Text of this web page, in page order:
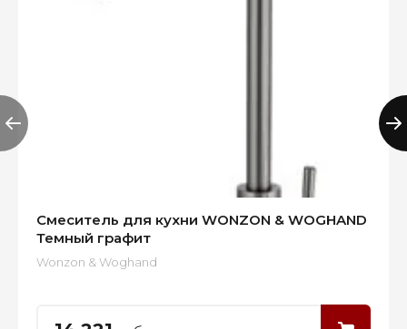
Смеситель для кухни WONZON & WOGHAND
Темный графит
Wonzon & Woghand